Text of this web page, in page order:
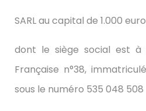
SARL au capital de 1.000
dont le siège social est à
Française n°38,
sous le numéro 535 048 508